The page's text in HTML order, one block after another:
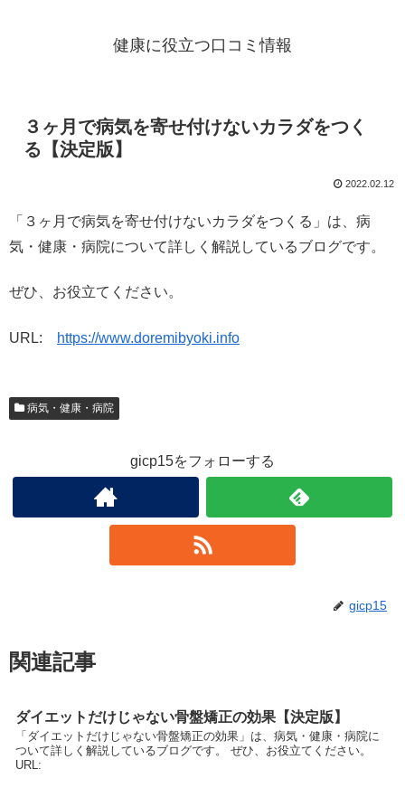
健康に役立つ口コミ情報
３ヶ月で病気を寄せ付けないカラダをつく
る【決定版】
2022.02.12
「３ヶ月で病気を寄せ付けないカラダをつくる」は、病
気・健康・病院について詳しく解説しているブログです。
ぜひ、お役立てください。
URL: https://www.doremibyoki.info
病気・健康・病院
gicp15をフォローする
gicp15
関連記事
ダイエットだけじゃない骨盤矯正の効果【決定版】
「ダイエットだけじゃない骨盤矯正の効果」は、病気・健康・病院に
ついて詳しく解説しているブログです。 ぜひ、お役立てください。
URL: